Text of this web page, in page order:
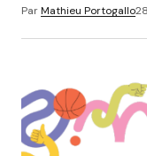
ParMathieu Portogallo